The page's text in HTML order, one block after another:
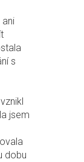
ani
s
jsem
dobu